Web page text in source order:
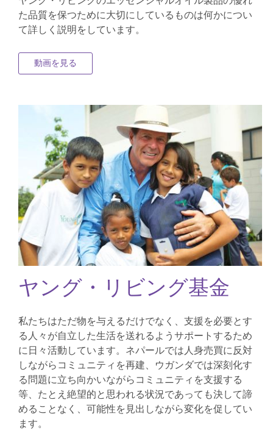
た品質を保つために大切にしているものは何かについ
て詳しく説明をしています。
動画を見る
ヤング・リビング基金
私たちはただ物を与えるだけでなく、支援を必要とす
る人々が自立した生活を送れるようサポートするため
に日々活動しています。ネパールでは人身売買に反対
しながらコミュニティを再建、ウガンダでは深刻化す
る問題に立ち向かいながらコミュニティを支援する
等、たとえ絶望的と思われる状況であっても決して諦
めることなく、可能性を見出しながら変化を促してい
ます。